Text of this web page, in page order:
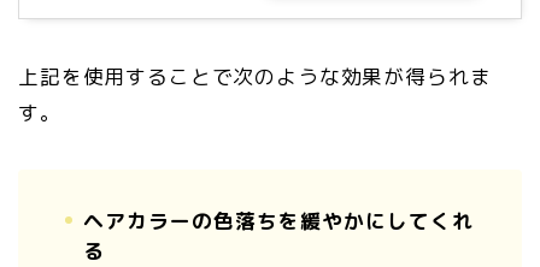
上記を使用することで次のような効果が得られま
す。
ヘアカラーの色落ちを緩やかにしてくれ
る